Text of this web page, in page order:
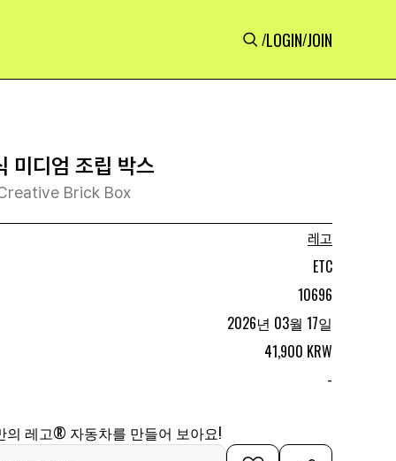
/LOGIN/JOIN
미디엄 조립 박스
Brick Box
레고
ETC
10696
2026년 03월 17일
41,900 KRW
-
의 레고® 자동차를 만들어 보아요!